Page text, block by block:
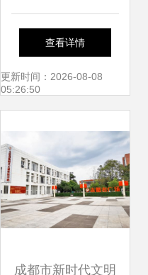
门市仙岳小学校外
供餐单位遴选结果
查看详情
更新时间：2026-08-08
05:26:50
成都市新时代文明